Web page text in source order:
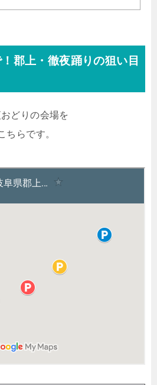
郡上・徹夜踊りの狙い目
どりの会場を
ちらです。